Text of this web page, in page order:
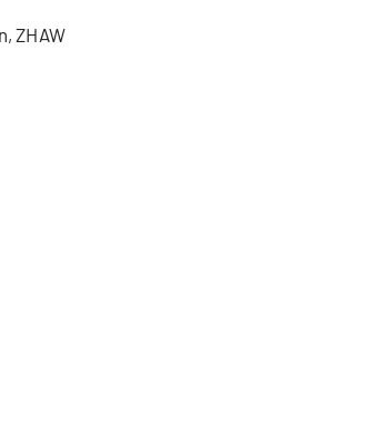
ZHAW